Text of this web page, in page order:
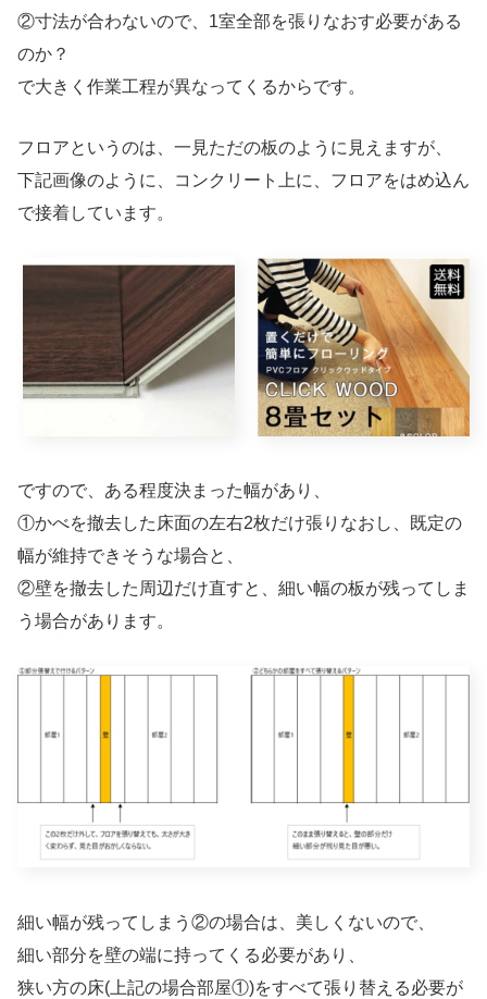
②寸法が合わないので、1室全部を張りなおす必要がある
のか？
で大きく作業工程が異なってくるからです。
フロアというのは、一見ただの板のように見えますが、
下記画像のように、コンクリート上に、フロアをはめ込ん
で接着しています。
ですので、ある程度決まった幅があり、
①かべを撤去した床面の左右2枚だけ張りなおし、既定の
幅が維持できそうな場合と、
②壁を撤去した周辺だけ直すと、細い幅の板が残ってしま
う場合があります。
細い幅が残ってしまう②の場合は、美しくないので、
細い部分を壁の端に持ってくる必要があり、
狭い方の床(上記の場合部屋①)をすべて張り替える必要が